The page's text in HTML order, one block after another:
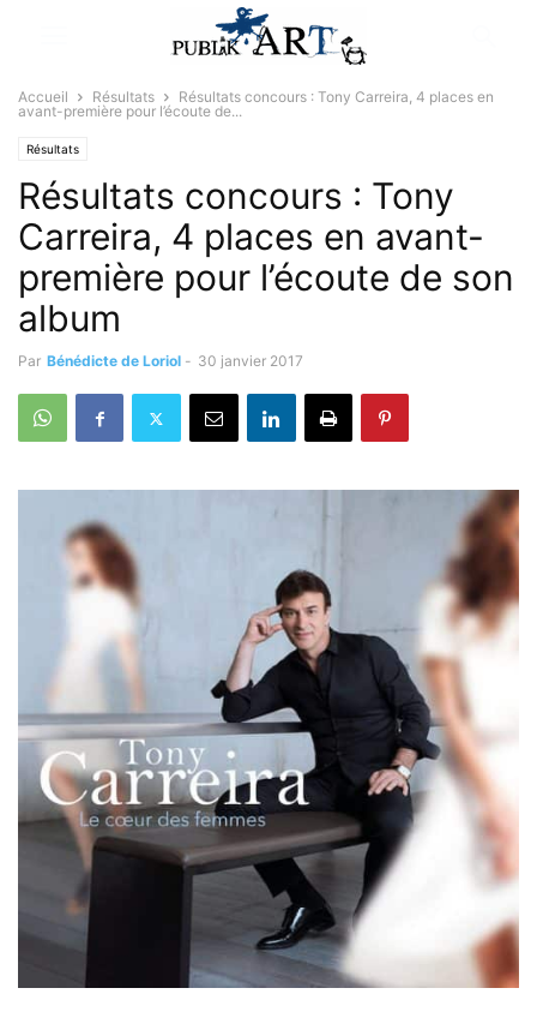
Accueil Résultats
Résultats concours : Tony Carreira, 4 places en
avant-première pour l’écoute de...
Résultats
Résultats concours : Tony
Carreira, 4 places en avant-
première pour l’écoute de son
album
Par Bénédicte de Loriol - 30 janvier 2017